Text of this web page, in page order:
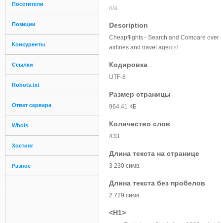
Посетители
Позиции
Конкуренты
Ссылки
Robots.txt
Ответ сервера
Whois
Хостинг
Разное
n/a
Description
Cheapflights - Search and Compare
airlines and travel agents!
Кодировка
UTF-8
Размер страницы
964.41 КБ
Количество слов
433
Длина текста на странице
3 230 симв.
Длина текста без пробелов
2 729 симв.
<H1>